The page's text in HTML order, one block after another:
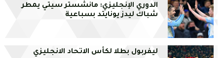
الدوري الإنجليزي: مانشستر سيتي يمطر
شباك ليدز يونايتد بسباعية
ليفربول بطلا لكأس الاتحاد الانجليزي